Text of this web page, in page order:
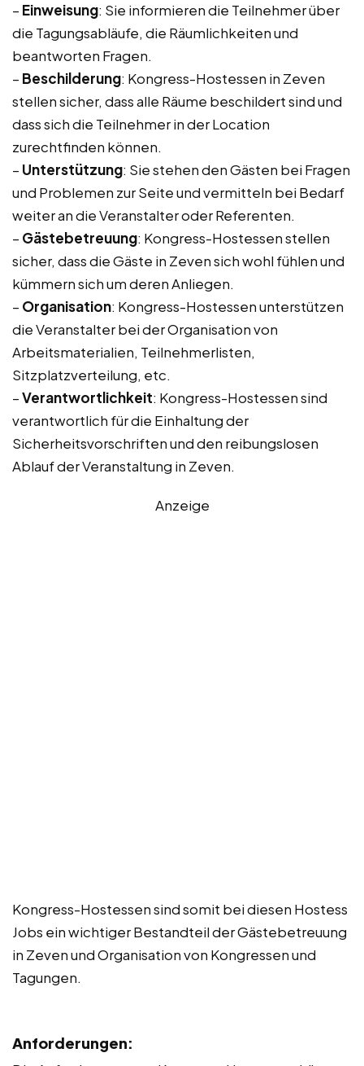
– Einweisung: Sie informieren die Teilnehmer über
die Tagungsabläufe, die Räumlichkeiten und
beantworten Fragen.
– Beschilderung: Kongress-Hostessen in Zeven
stellen sicher, dass alle Räume beschildert sind und
dass sich die Teilnehmer in der Location
zurechtfinden können.
– Unterstützung: Sie stehen den Gästen bei Fragen
und Problemen zur Seite und vermitteln bei Bedarf
weiter an die Veranstalter oder Referenten.
– Gästebetreuung: Kongress-Hostessen stellen
sicher, dass die Gäste in Zeven sich wohl fühlen und
kümmern sich um deren Anliegen.
– Organisation: Kongress-Hostessen unterstützen
die Veranstalter bei der Organisation von
Arbeitsmaterialien, Teilnehmerlisten,
Sitzplatzverteilung, etc.
–Verantwortlichkeit: Kongress-Hostessen sind
verantwortlich für die Einhaltung der
Sicherheitsvorschriften und den reibungslosen
Ablauf der Veranstaltung in Zeven.
Anzeige
Kongress-Hostessen sind somit bei diesen Hostess
Jobs ein wichtiger Bestandteil der Gästebetreuung
in Zeven und Organisation von Kongressen und
Tagungen.
Anforderungen: